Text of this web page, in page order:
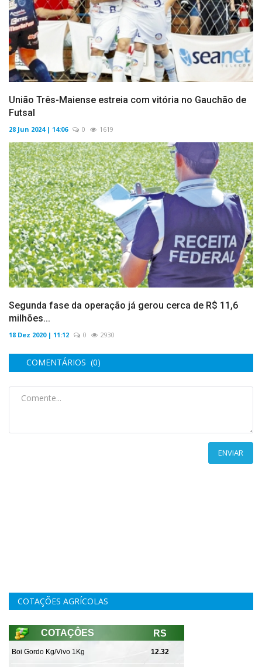
União Três-Maiense estreia com vitória no Gauchão de
Futsal
28 Jun 2024 | 14:06 0 1619
Segunda fase da operação já gerou cerca de R$ 11,6
milhões...
18 Dez 2020 | 11:12 0 2930
COMENTÁRIOS (0)
ENVIAR
COTAÇÕES AGRÍCOLAS